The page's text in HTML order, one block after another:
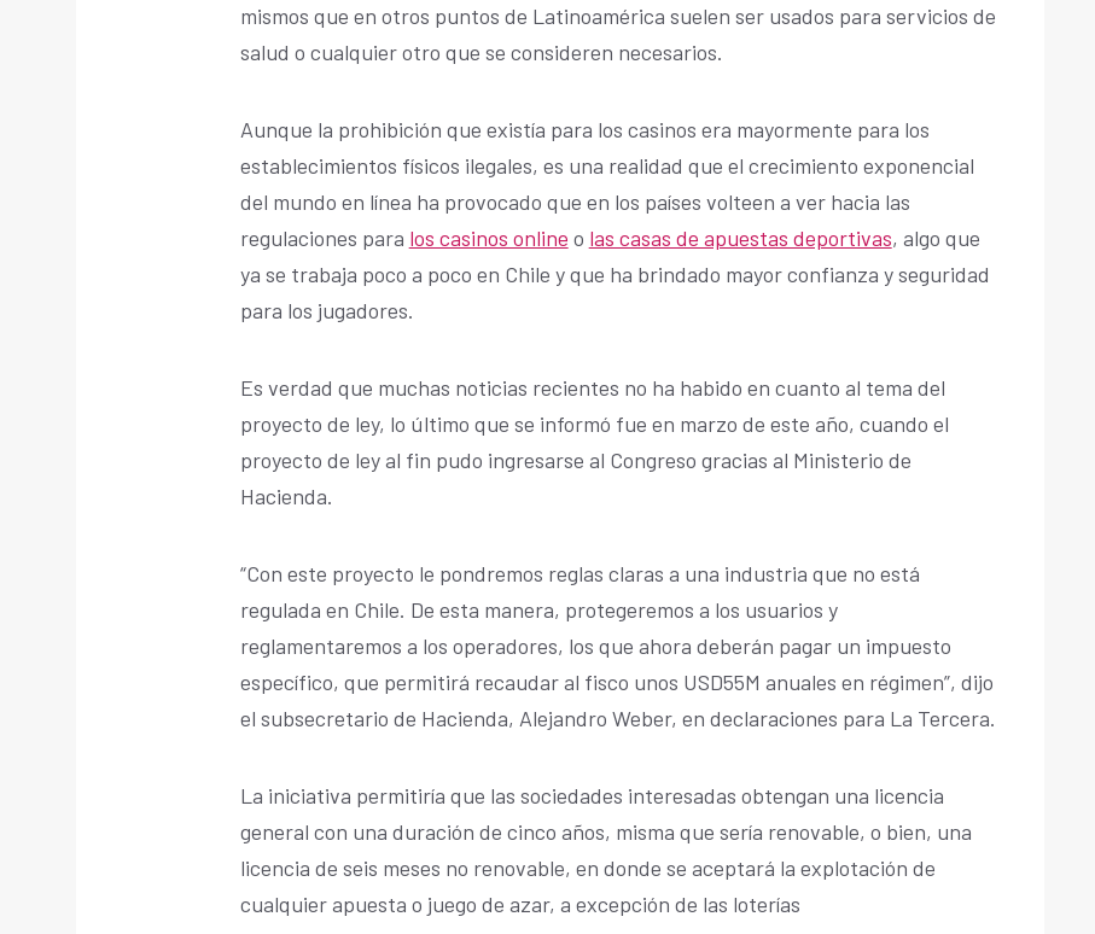
mismos que en otros puntos de Latinoamérica suelen ser usados para servicios de
salud o cualquier otro que se consideren necesarios.
Aunque la prohibición que existía para los casinos era mayormente para los
establecimientos físicos ilegales, es una realidad que el crecimiento exponencial
del mundo en línea ha provocado que en los países volteen a ver hacia las
regulaciones para los casinos online o las casas de apuestas deportivas, algo que
ya se trabaja poco a poco en Chile y que ha brindado mayor confianza y seguridad
para los jugadores.
Es verdad que muchas noticias recientes no ha habido en cuanto al tema del
proyecto de ley, lo último que se informó fue en marzo de este año, cuando el
proyecto de ley al fin pudo ingresarse al Congreso gracias al Ministerio de
Hacienda.
“Con este proyecto le pondremos reglas claras a una industria que no está
regulada en Chile. De esta manera, protegeremos a los usuarios y
reglamentaremos a los operadores, los que ahora deberán pagar un impuesto
específico, que permitirá recaudar al fisco unos USD55M anuales en régimen”, dijo
el subsecretario de Hacienda, Alejandro Weber, en declaraciones para La Tercera.
La iniciativa permitiría que las sociedades interesadas obtengan una licencia
general con una duración de cinco años, misma que sería renovable, o bien, una
licencia de seis meses no renovable, en donde se aceptará la explotación de
cualquier apuesta o juego de azar, a excepción de las loterías